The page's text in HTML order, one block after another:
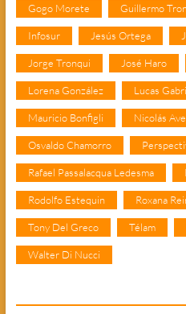
Gogo Morete Guillermo
Infosur Jesús Ortega
Jorge Tronqui José Haro
Lorena González Lucas
Mauricio Bonfigli Nicolás
Osvaldo Chamorro
Rafael Passalacqua Ledesma
Rodolfo Estequin Roxana
Tony Del Greco Télam
Walter Di Nucci